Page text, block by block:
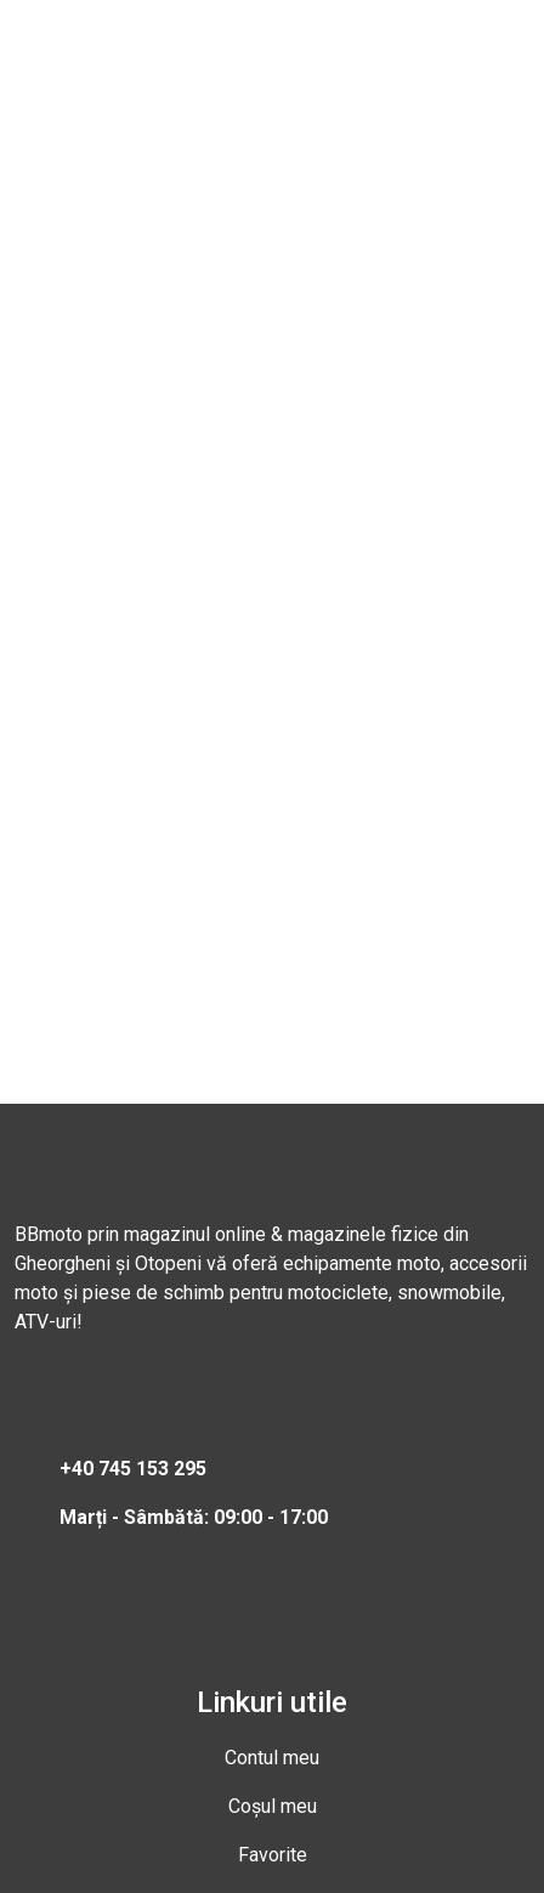
BBmoto prin magazinul online & magazinele fizice din
Gheorgheni și Otopeni vă oferă echipamente moto, accesorii
moto și piese de schimb pentru motociclete, snowmobile,
ATV-uri!
+40 745 153 295
Marți - Sâmbătă: 09:00 - 17:00
Linkuri utile
Contul meu
Coșul meu
Favorite